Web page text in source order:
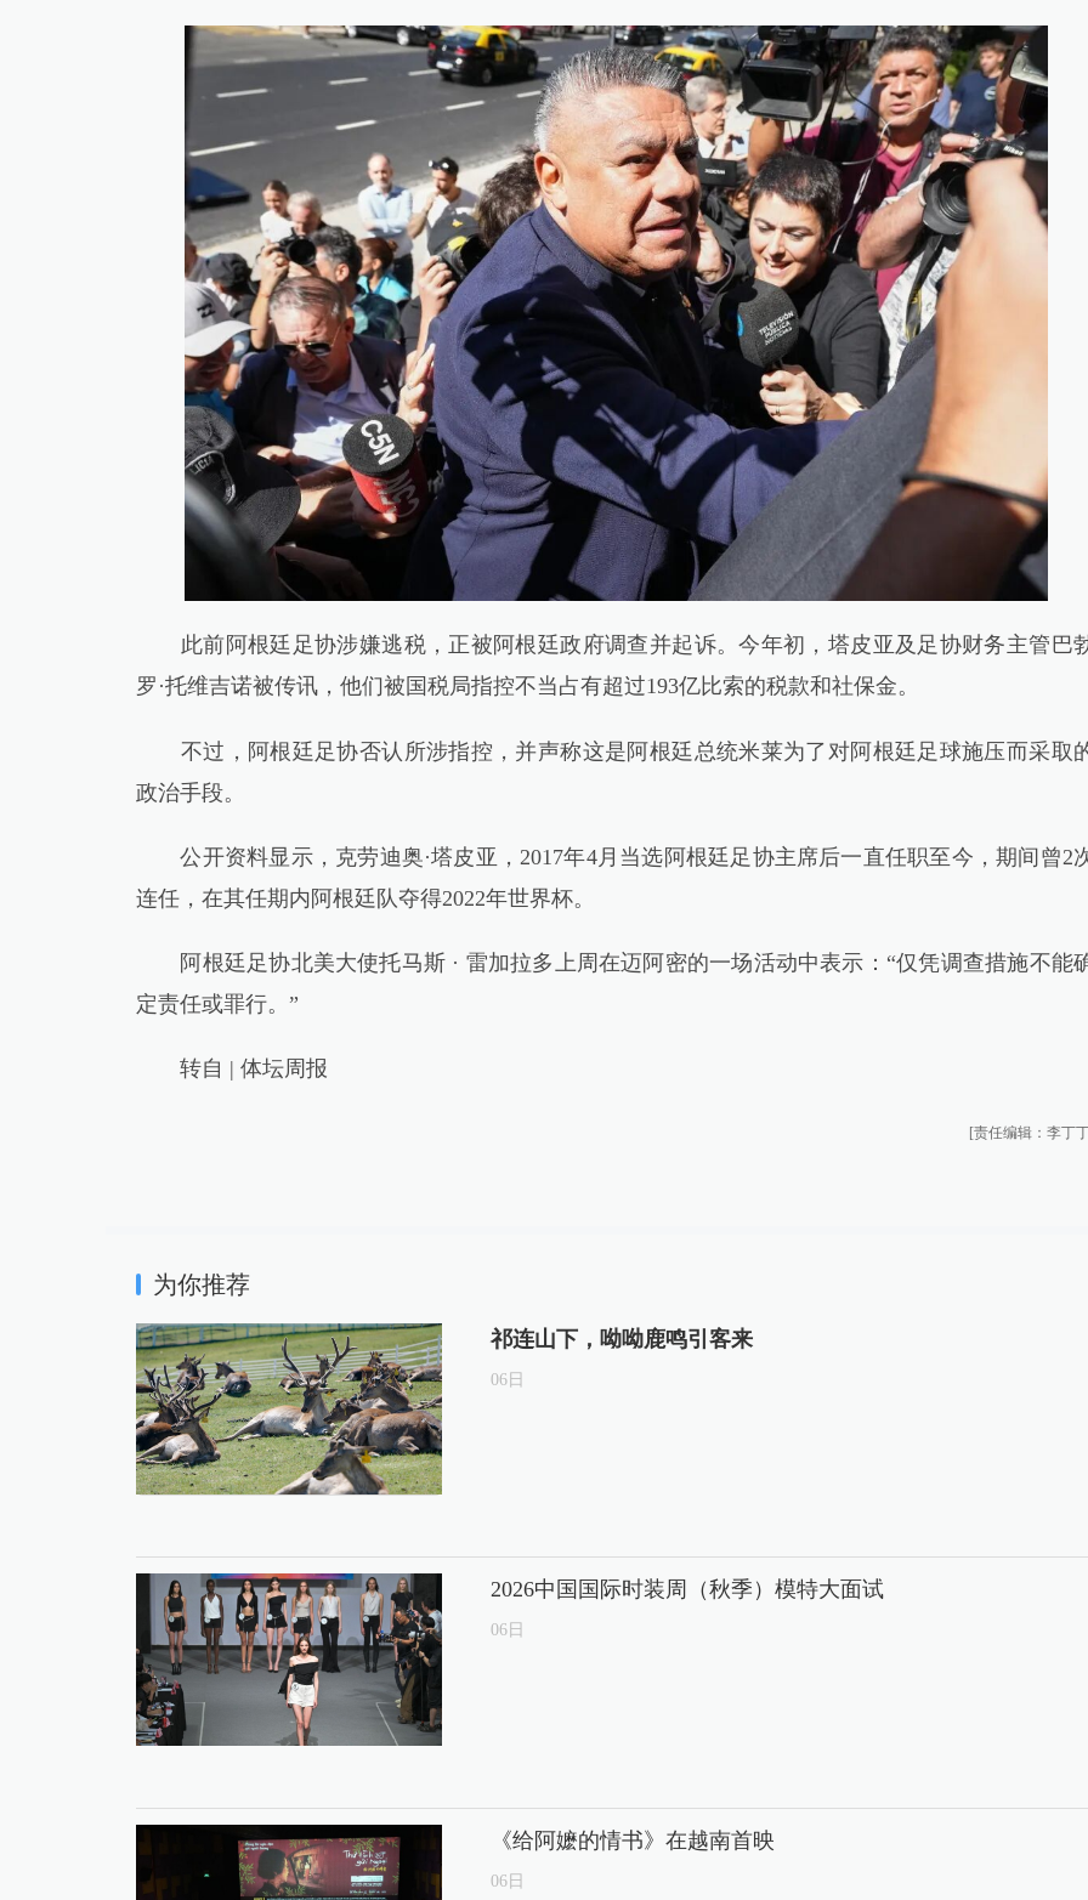
此前阿根廷足协涉嫌逃税，正被阿根廷政府调查并起诉。今年初，塔皮亚及足协财务主管巴
罗·托维吉诺被传讯，他们被国税局指控不当占有超过193亿比索的税款和社保金。
不过，阿根廷足协否认所涉指控，并声称这是阿根廷总统米莱为了对阿根廷足球施压而采取
政治手段。
公开资料显示，克劳迪奥·塔皮亚，2017年4月当选阿根廷足协主席后一直任职至今，期间曾2
连任，在其任期内阿根廷队夺得2022年世界杯。
阿根廷足协北美大使托马斯 · 雷加拉多上周在迈阿密的一场活动中表示：“仅凭调查措施不能
定责任或罪行。”
转自 | 体坛周报
[责任编辑：李丁
为你推荐
祁连山下，呦呦鹿鸣引客来
06日
2026中国国际时装周（秋季）模特大面试
06日
《给阿嬷的情书》在越南首映
06日